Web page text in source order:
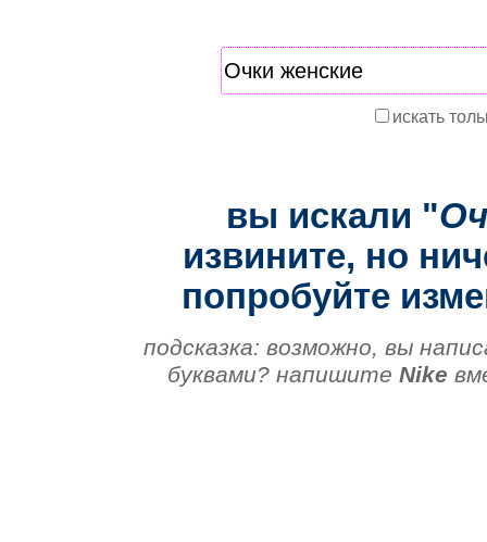
искать
вы искали "
извините, но
попробуйте
подсказка: возможно, вы
буквами? напишите Nike